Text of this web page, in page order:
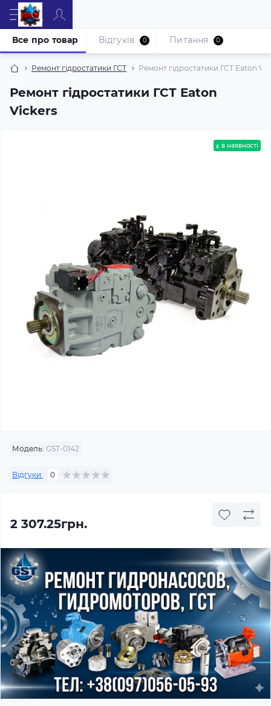
Ремонт гідростатики ГСТ Ремонт гідростатики ГСТ Eaton
Ремонт гідростатики ГСТ Eaton
Vickers
Все про товар Відгуків 0 Питання 0
є в наявності
Модель: GST-0142
Відгуки: 0
2 307.25грн.